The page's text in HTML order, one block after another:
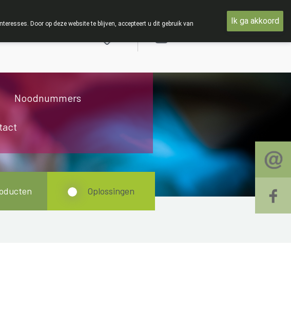
Noodnummers
Oplossingen
Door op deze website te blijven, accepteert u dit gebruik van
Ik ga akkoord